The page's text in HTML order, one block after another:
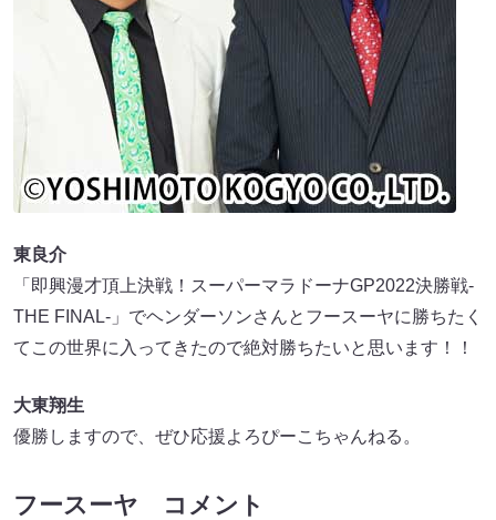
東良介
「即興漫才頂上決戦！スーパーマラドーナGP2022決勝戦-
THE FINAL-」でヘンダーソンさんとフースーヤに勝ちたく
てこの世界に入ってきたので絶対勝ちたいと思います！！
大東翔生
優勝しますので、ぜひ応援よろぴーこちゃんねる。
フースーヤ コメント